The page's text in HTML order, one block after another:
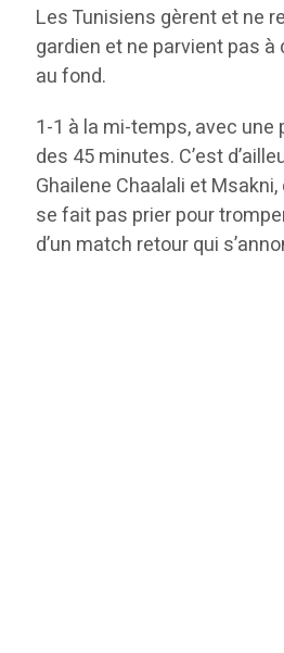
Les Tunisiens gèrent et ne
gardien et ne parvient pas
au fond.
1-1 à la mi-temps, avec
des 45 minutes. C’est
Ghailene Chaalali et
se fait pas prier pour
d’un match retour qui